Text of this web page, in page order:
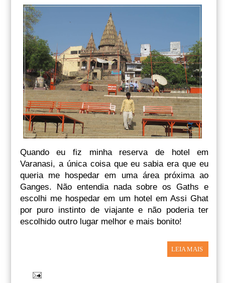
Quando eu fiz minha reserva de hotel em
Varanasi, a única coisa que eu sabia era que eu
queria me hospedar em uma área próxima ao
Ganges. Não entendia nada sobre os Gaths e
escolhi me hospedar em um hotel em Assi Ghat
por puro instinto de viajante e não poderia ter
escolhido outro lugar melhor e mais bonito!
LEIA MAIS